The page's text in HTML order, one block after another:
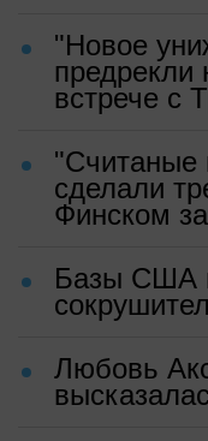
"Новое
предрекли
встрече с
"Считаные
сделали
Финском
Базы США
Любовь